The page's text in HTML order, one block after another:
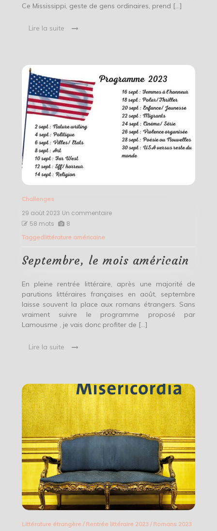
Ce Mississippi, geste de gens ordinaires, prend […]
Lire la suite
Challenges
29 août 2023 Un commentairesur
58 mots 8
Taggedlittérature américaine
Septembre, le mois américain
En pleine rentrée littéraire, après une majorité de
parutions littéraires françaises en août, septembre
laisse souvent la place aux romans étrangers. Sans
vraiment suivre le programme proposé par
Lamousme , je vais donc profiter de […]
Lire la suite
Littérature étrangère/ Rentrée littéraire 2023/ Romans 2023